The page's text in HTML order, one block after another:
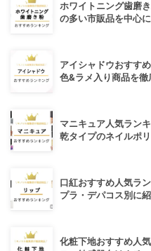
ホワイトニング歯磨
の多い市販品を中心に
アイシャドウおすす
色&ラメ入り商品を徹
マニキュア人気ラン
乾タイプのネイルポ
口紅おすすめ人気ラ
プラ・デパコス別に紹
化粧下地おすすめ人